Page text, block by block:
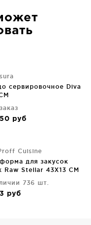
сервировочное Diva
руб
Cuisine
для закусок
Raw Stellar 43X13 CM
736 шт.
руб